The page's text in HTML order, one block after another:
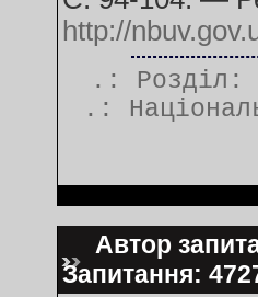
http://
.: Розділ:
.:
Автор
Запитання: